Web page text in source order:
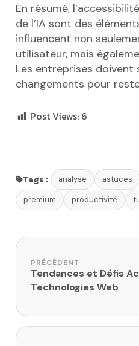
En résumé,
de l’IA sont des
influencent non
utilisateur, mais
Les entreprises doivent
changements pour
Post Views: 6
Tags : analyse astuces
premium
productivité
Navigation
PRÉCÉDENT
Tendances et Défis
Technologies Web